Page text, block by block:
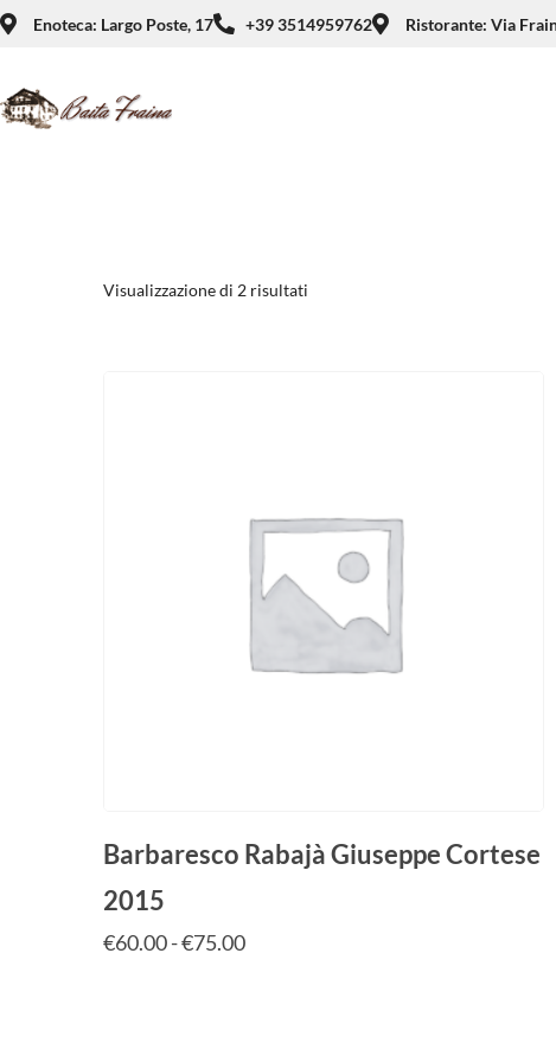
Enoteca: Largo Poste, 17 +39 3514959762 Ristorante: Via
Visualizzazione di 2 risultati
Barbaresco Rabajà Giuseppe Cortese
2015
€60.00-€75.00